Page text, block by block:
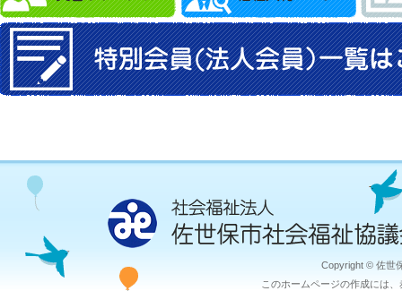
Copyright © 佐世
このホームページの作成には